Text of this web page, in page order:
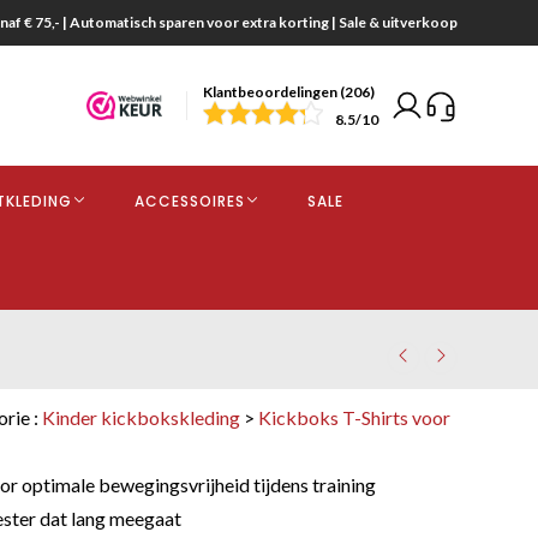
€ 75,- | Automatisch sparen voor extra korting | Sale & uitverkoop
Klantbeoordelingen (206)
8.5/10
ACCESSOIRES SALE
: Kinder kickbokskleding > Kickboks T-Shirts voor
optimale bewegingsvrijheid tijdens training
dat lang meegaat